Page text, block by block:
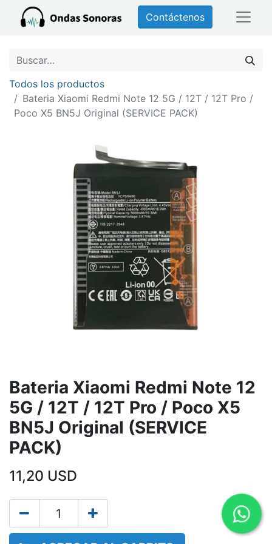
Contáctenos
Todos los productos
Bateria Xiaomi Redmi Note 12 5G / 12T / 12T Pro /
Poco X5 BN5J Original (SERVICE PACK)
Bateria Xiaomi Redmi Note 12
5G / 12T / 12T Pro / Poco X5
BN5J Original (SERVICE
PACK)
11,20 USD